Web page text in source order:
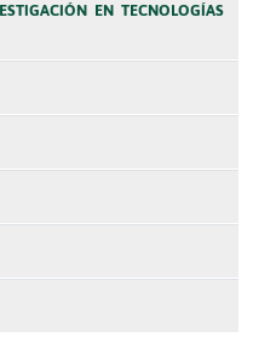
EN TECNOLOGÍAS